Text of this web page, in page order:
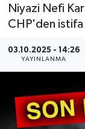
Niyazi Nefi
CHP'den
03.10.2025 - 14:26
YAYINLANMA
Genel
Güncel
Son